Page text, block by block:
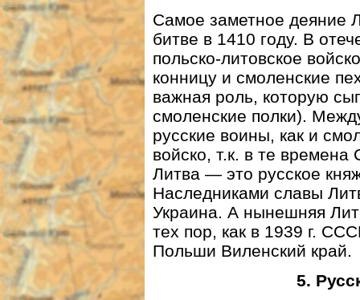
Самое заметное деяние
битве в 1410 году. В
польско-литовское
конницу и смоленские
важная роль, которую
смоленские полки).
русские воины, как и
войско, т.к. в те
Литва — это русское
Наследниками славы
Украина. А нынешняя
тех пор, как в 1939 г.
Польши Виленский край.
5.